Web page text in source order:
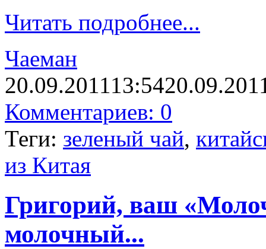
Читать подробнее...
Чаеман
20.09.201113:54
Комментариев: 0
Теги: зеленый чай,
из Китая
Григорий, ваш
молочный...